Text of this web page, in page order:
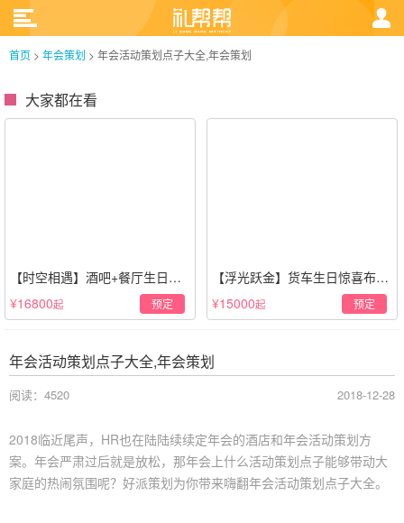
首页 > 年会策划 > 年会活动策划点子大全,年会策划
大家都在看
【时空相遇】酒吧+餐厅生日惊
喜策划·高级感蓝色系
¥16800起 预定
【浮光跃金】货车生日惊喜布置
·经典白色系
¥15000起 预定
年会活动策划点子大全,年会策划
阅读：4520 2018-12-28
2018临近尾声，HR也在陆陆续续定年会的酒店和年会活动策划方
案。年会严肃过后就是放松，那年会上什么活动策划点子能够带动大
家庭的热闹氛围呢？好派策划为你带来嗨翻年会活动策划点子大全。